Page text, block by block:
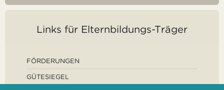
Links für Elternbildungs-Träger
FÖRDERUNGEN
GÜTESIEGEL